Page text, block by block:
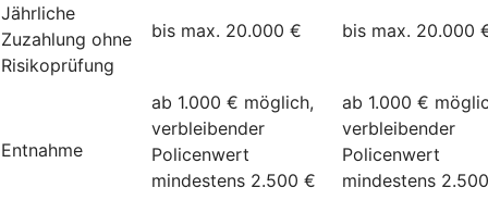
Jährliche
Zuzahlung ohne
Risikoprüfung
bis max. 20.000 € bis max. 20.000
Entnahme
ab 1.000 € möglich,
verbleibender
Policenwert
mindestens 2.500 €
ab 1.000 €
verbleibender
Policenwert
mindestens